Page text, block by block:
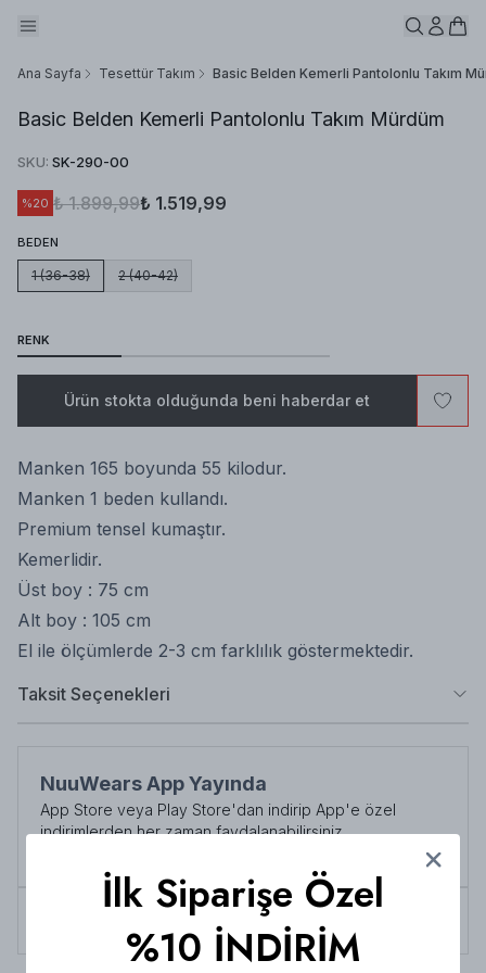
Ana Sayfa Tesettür Takım Basic Belden Kemerli Pantolonlu Takım
Basic Belden Kemerli Pantolonlu Takım Mürdüm
SKU: SK-290-00
%20 ₺ 1.899,99₺ 1.519,99
BEDEN
1 (36-38) 2 (40-42)
RENK
Ürün stokta olduğunda beni haberdar et
Manken 165 boyunda 55 kilodur.
Manken 1 beden kullandı.
Premium tensel kumaştır.
Kemerlidir.
Üst boy : 75 cm
Alt boy : 105 cm
El ile ölçümlerde 2-3 cm farklılık göstermektedir.
Taksit Seçenekleri
NuuWears App Yayında
App Store veya Play Store'dan indirip App'e özel
indirimlerden her zaman faydalanabilirsiniz
Tüm siparişlerde 3000 TL üzeri kargo ücretsiz!
İlk Siparişe Özel
%10 İNDİRİM